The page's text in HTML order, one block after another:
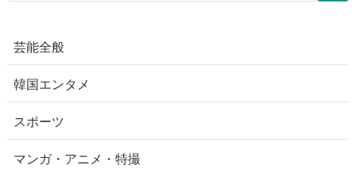
芸能全般
韓国エンタメ
スポーツ
マンガ・アニメ・特撮